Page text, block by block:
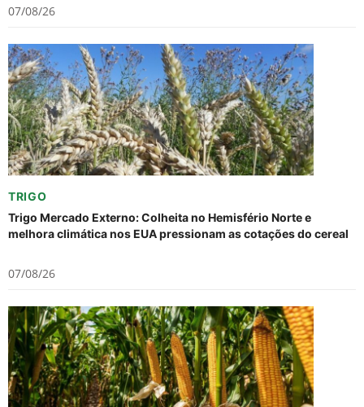
07/08/26
TRIGO
Trigo Mercado Externo: Colheita no Hemisfério Norte e
melhora climática nos EUA pressionam as cotações do cereal
07/08/26